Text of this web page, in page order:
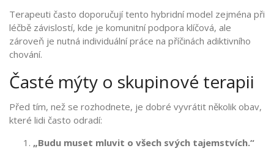
Terapeuti často doporučují tento hybridní model zejména při
léčbě závislostí, kde je komunitní podpora klíčová, ale
zároveň je nutná individuální práce na příčinách adiktivního
chování.
Časté mýty o skupinové terapii
Před tím, než se rozhodnete, je dobré vyvrátit několik obav,
které lidi často odradí:
„Budu muset mluvit o všech svých tajemstvích.“